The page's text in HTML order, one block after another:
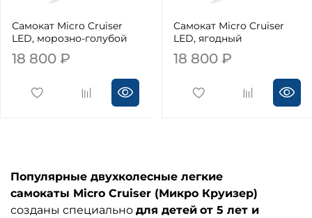
Самокат Micro Cruiser
LED, морозно-голубой
18 800 ₽
Самокат Micro Cruiser
LED, ягодный
18 800 ₽
Популярные двухколесные легкие
самокаты Micro Cruiser (Микро Круизер)
созданы специально для детей от 5 лет и